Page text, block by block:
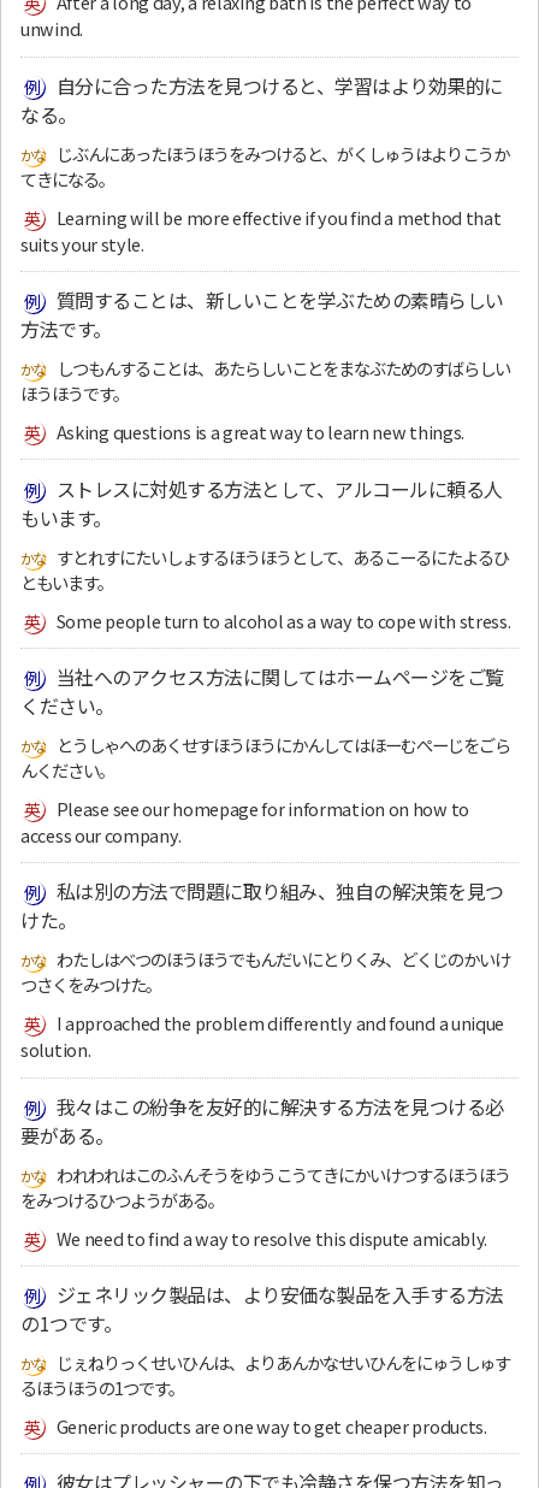
unwind.
自分に合った方法を見つけると、学習はより効果的に
なる。
じぶんにあったほうほうをみつけると、がくしゅうはよりこうか
てきになる。
Learning will be more effective if you find a method that
suits your style.
質問することは、新しいことを学ぶための素晴らしい
方法です。
しつもんすることは、あたらしいことをまなぶためのすばらしい
ほうほうです。
Asking questions is a great way to learn new things.
ストレスに対処する方法として、アルコールに頼る人
もいます。
すとれすにたいしょするほうほうとして、あるこーるにたよるひ
ともいます。
Some people turn to alcohol as a way to cope with stress.
当社へのアクセス方法に関してはホームページをご覧
ください。
とうしゃへのあくせすほうほうにかんしてはほーむぺーじをごら
んください。
Please see our homepage for information on how to
access our company.
私は別の方法で問題に取り組み、独自の解決策を見つ
けた。
わたしはべつのほうほうでもんだいにとりくみ、どくじのかいけ
つさくをみつけた。
I approached the problem differently and found a unique
solution.
我々はこの紛争を友好的に解決する方法を見つける必
要がある。
われわれはこのふんそうをゆうこうてきにかいけつするほうほう
をみつけるひつようがある。
We need to find a way to resolve this dispute amicably.
ジェネリック製品は、より安価な製品を入手する方法
の1つです。
じぇねりっくせいひんは、よりあんかなせいひんをにゅうしゅす
るほうほうの1つです。
Generic products are one way to get cheaper products.